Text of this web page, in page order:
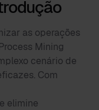
as operações
Mining
cenário de
Com
elimine